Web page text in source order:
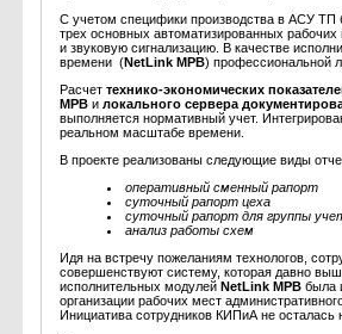
С учетом специфики производства в АСУ ТП
трех основных автоматизированных
и звуковую сигнализацию. В качестве
времени (NetLink МРВ) профессиональной
Расчет технико-экономических
МРВ и локального сервера
выполняется нормативный учет.
реальном масштабе времени.
В проекте реализованы следующие виды
оперативный сменный рапорт
суточный рапорт цеха
суточный рапорт для группы
анализ работы схем
Идя на встречу пожеланиям технологов,
совершенствуют систему, которая давно
исполнительных модулей NetLink МРВ была
организации рабочих мест
Инициатива сотрудников КИПиА не